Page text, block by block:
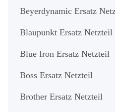
Beyerdynamic Ersatz
Blaupunkt Ersatz Netzteil
Blue Iron Ersatz Netzteil
Boss Ersatz Netzteil
Brother Ersatz Netzteil